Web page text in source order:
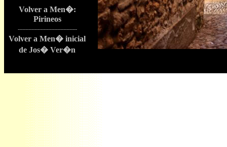
Volver a Men�:
Pirineos
---------------------------------------
Volver a Men� inicial
de Jos� Ver�n